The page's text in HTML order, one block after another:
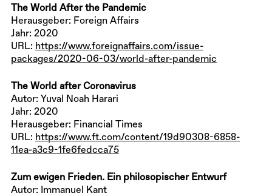
The World After the Pandemic
Herausgeber: Foreign Affairs
Jahr: 2020
URL: https://www.foreignaffairs.com/issue-
packages/2020-06-03/world-after-pandemic
The World after Coronavirus
Autor: Yuval Noah Harari
Jahr: 2020
Herausgeber: Financial Times
URL: https://www.ft.com/content/19d90308-6858-
11ea-a3c9-1fe6fedcca75
Zum ewigen Frieden. Ein philosopischer Entwurf
Autor: Immanuel Kant